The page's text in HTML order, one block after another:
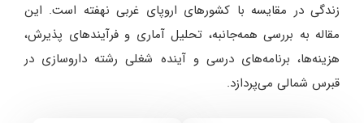
زندگی در مقایسه با کشورهای اروپای غربی نهفته است. این
مقاله به بررسی همه‌جانبه، تحلیل آماری و فرآیندهای پذیرش،
هزینه‌ها، برنامه‌های درسی و آینده شغلی رشته داروسازی در
قبرس شمالی می‌پردازد.